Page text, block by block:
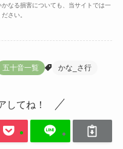
なる損害についても、当サイトでは一
さい。
五十音一覧 かな_さ行
してね！